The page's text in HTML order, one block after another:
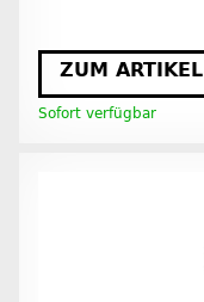
ZUM ARTIKEL
Sofort verfügbar